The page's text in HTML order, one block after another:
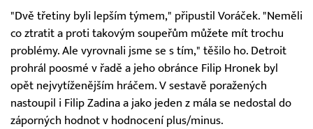
"Dvě třetiny byli lepším týmem," připustil Voráček. "Neměli
co ztratit a proti takovým soupeřům můžete mít trochu
problémy. Ale vyrovnali jsme se s tím," těšilo ho. Detroit
prohrál poosmé v řadě a jeho obránce Filip Hronek byl
opět nejvytíženějším hráčem. V sestavě poražených
nastoupil i Filip Zadina a jako jeden z mála se nedostal do
záporných hodnot v hodnocení plus/minus.